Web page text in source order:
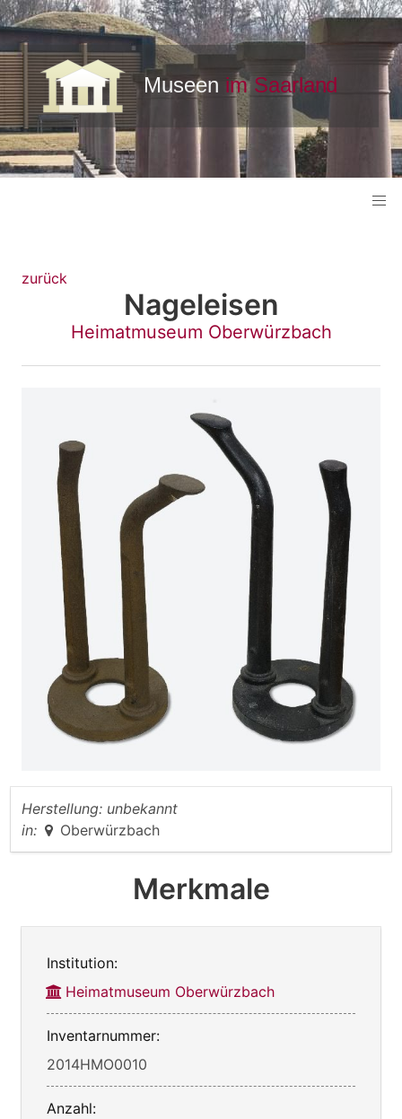
zurück
Nageleisen
Heimatmuseum Oberwürzbach
Herstellung: unbekannt
in:
Oberwürzbach
Merkmale
Institution:
Heimatmuseum Oberwürzbach
Inventarnummer:
2014HMO0010
Anzahl: